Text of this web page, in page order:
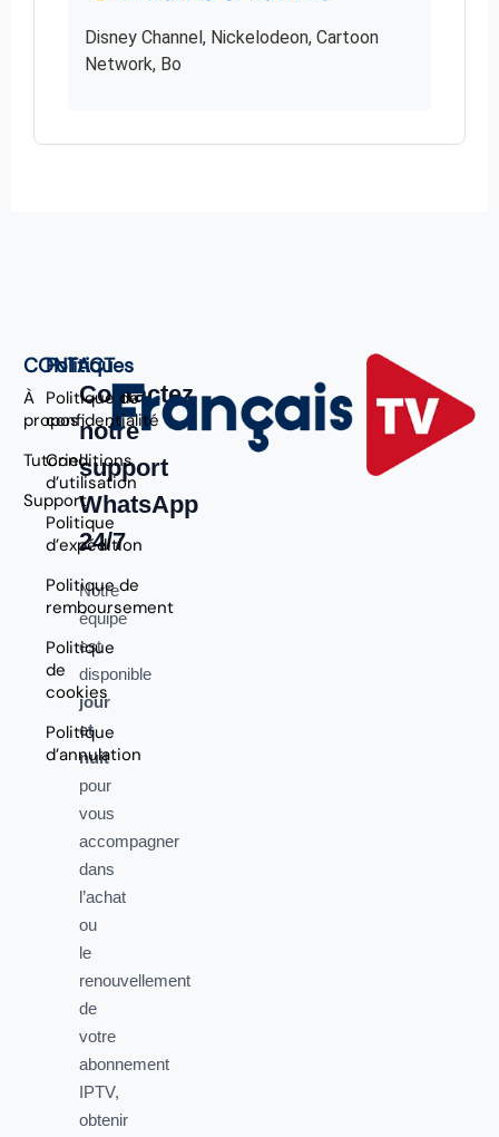
Disney Channel, Nickelodeon, Cartoon
Network, Bo
CONTACT
À
propos
Tutoriel
Support
Politiques
Politique de
confidentialité
Conditions
d’utilisation
Politique
d’expédition
Politique de
remboursement
Politique
de
cookies
Politique
d’annulation
Contactez
notre
support
WhatsApp
24/7
Notre
équipe
est
disponible
jour
et
nuit
pour
vous
accompagner
dans
l’achat
ou
le
renouvellement
de
votre
abonnement
IPTV,
obtenir